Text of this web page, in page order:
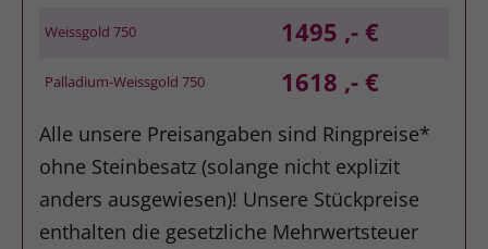
Weissgold 750 1495 ,- €
Palladium-Weissgold 750 1618 ,- €
Alle unsere Preisangaben sind Ringpreise*
ohne Steinbesatz (solange nicht explizit
anders ausgewiesen)! Unsere Stückpreise
enthalten die gesetzliche Mehrwertsteuer